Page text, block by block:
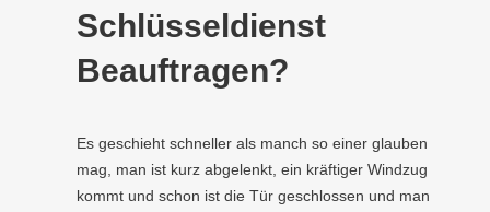
Schlüsseldienst
Beauftragen?
Es geschieht schneller als manch so einer glauben
mag, man ist kurz abgelenkt, ein kräftiger Windzug
kommt und schon ist die Tür geschlossen und man